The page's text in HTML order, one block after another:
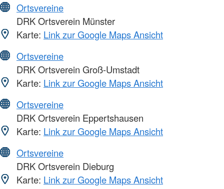
Ortsvereine
DRK Ortsverein Münster
Karte: Link zur Google Maps Ansicht
Ortsvereine
DRK Ortsverein Groß-Umstadt
Karte: Link zur Google Maps Ansicht
Ortsvereine
DRK Ortsverein Eppertshausen
Karte: Link zur Google Maps Ansicht
Ortsvereine
DRK Ortsverein Dieburg
Karte: Link zur Google Maps Ansicht